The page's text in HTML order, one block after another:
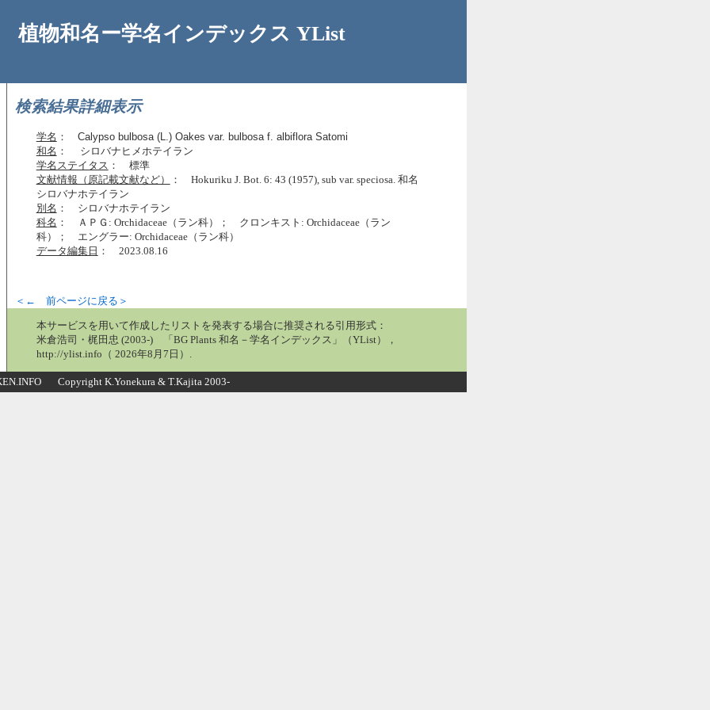
植物和名ー学名インデックス YList
検索結果詳細表示
学名 ： Calypso bulbosa (L.) Oakes var. bulbosa f. albiflora Satomi
和名 ： シロバナヒメホテイラン
学名ステイタス ： 標準
文献情報（原記載文献など）
： Hokuriku J. Bot. 6: 43 (1957), sub var. speciosa. 和名
シロバナホテイラン
別名 ： シロバナホテイラン
科名 ： ＡＰＧ: Orchidaceae（ラン科）； クロンキスト: Orchidaceae（ラン
科）； エングラー: Orchidaceae（ラン科）
データ編集日 ： 2023.08.16
＜← 前ページに戻る＞
本サービスを用いて作成したリストを発表する場合に推奨される引用形式：
米倉浩司・梶田忠 (2003-) 「BG Plants 和名－学名インデックス」（YList），
http://ylist.info（ 2026年8月7日）.
Copyright K.Yonekura & T.Kajita 2003-